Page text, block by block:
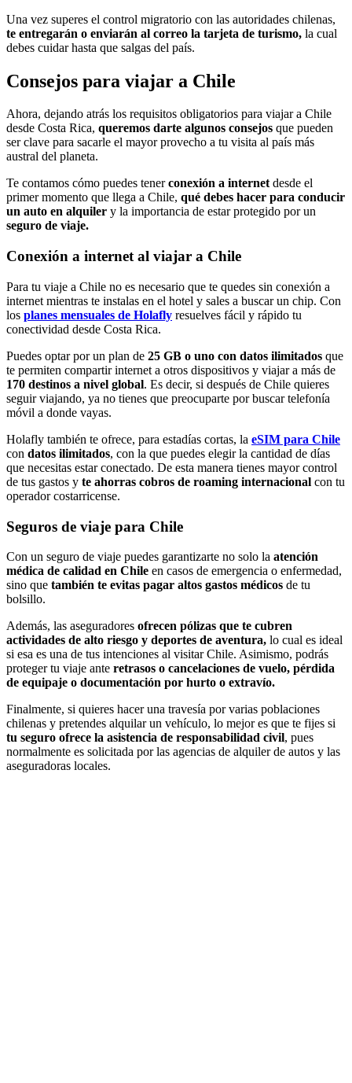
Una vez superes el control migratorio con las autoridades chilenas,
te entregarán o enviarán al correo la tarjeta de turismo, la cual
debes cuidar hasta que salgas del país.
Consejos para viajar a Chile
Ahora, dejando atrás los requisitos obligatorios para viajar a Chile
desde Costa Rica, queremos darte algunos consejos que pueden
ser clave para sacarle el mayor provecho a tu visita al país más
austral del planeta.
Te contamos cómo puedes tenerconexión a internetdesde el
primer momento que llega a Chile, qué debes hacer para conducir
un auto en alquiler y la importancia de estar protegido por un
seguro de viaje.
Conexión a internet al viajar a Chile
Para tu viaje a Chile no es necesario que te quedes sin conexión a
internet mientras te instalas en el hotel y sales a buscar un chip. Con
los planes mensuales de Holafly resuelves fácil y rápido tu
conectividad desde Costa Rica.
Puedes optar por un plan de 25 GB o uno con datos ilimitados que
te permiten compartir internet a otros dispositivos y viajar a más de
170 destinos a nivel global. Es decir, si después de Chile quieres
seguir viajando, ya no tienes que preocuparte por buscar telefonía
móvil a donde vayas.
Holafly también te ofrece, para estadías cortas, la eSIM para Chile
con datos ilimitados, con la que puedes elegir la cantidad de días
que necesitas estar conectado. De esta manera tienes mayor control
de tus gastos y te ahorras cobros de roaming internacional con tu
operador costarricense.
Seguros de viaje para Chile
Con un seguro de viaje puedes garantizarte no solo la atención
médica de calidad en Chile en casos de emergencia o enfermedad,
sino que también te evitas pagar altos gastos médicos de tu
bolsillo.
Además, las aseguradores ofrecen pólizas que te cubren
actividades de alto riesgo y deportes de aventura, lo cual es ideal
si esa es una de tus intenciones al visitar Chile. Asimismo, podrás
proteger tu viaje ante retrasos o cancelaciones de vuelo, pérdida
de equipaje o documentación por hurto o extravío.
Finalmente, si quieres hacer una travesía por varias poblaciones
chilenas y pretendes alquilar un vehículo, lo mejor es que te fijes si
tu seguro ofrece la asistencia de responsabilidad civil, pues
normalmente es solicitada por las agencias de alquiler de autos y las
aseguradoras locales.